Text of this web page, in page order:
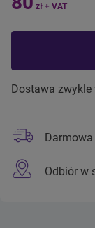
zł + VAT
Dostawa
Odbiór w